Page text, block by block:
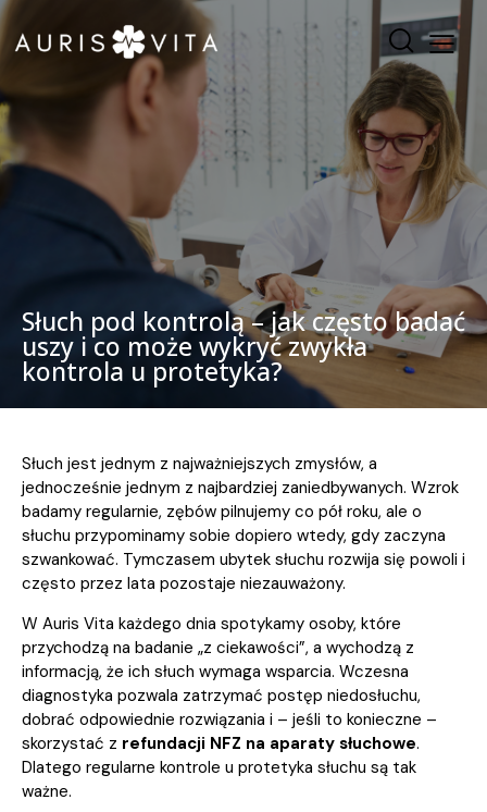
Słuch pod kontrolą – jak często badać
uszy i co może wykryć zwykła
kontrola u protetyka?
Słuch jest jednym z najważniejszych zmysłów, a
jednocześnie jednym z najbardziej zaniedbywanych. Wzrok
badamy regularnie, zębów pilnujemy co pół roku, ale o
słuchu przypominamy sobie dopiero wtedy, gdy zaczyna
szwankować. Tymczasem ubytek słuchu rozwija się powoli i
często przez lata pozostaje niezauważony.
W Auris Vita każdego dnia spotykamy osoby, które
przychodzą na badanie „z ciekawości”, a wychodzą z
informacją, że ich słuch wymaga wsparcia. Wczesna
diagnostyka pozwala zatrzymać postęp niedosłuchu,
dobrać odpowiednie rozwiązania i – jeśli to konieczne –
skorzystać z refundacji NFZ na aparaty słuchowe.
Dlatego regularne kontrole u protetyka słuchu są tak
ważne.